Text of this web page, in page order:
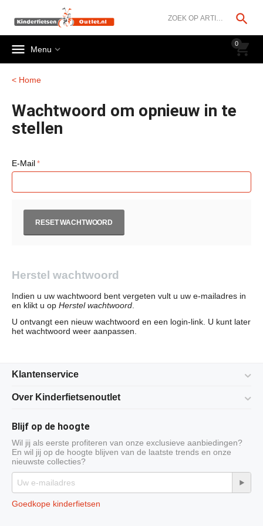

0

 Menu 
< Home
Wachtwoord om opnieuw in te
stellen
E-Mail
RESET WACHTWOORD
Herstel wachtwoord
Indien u uw wachtwoord bent vergeten vult u uw e-mailadres in
en klikt u op Herstel wachtwoord
U ontvangt een nieuw wachtwoord en een login-link. U kunt later
het wachtwoord weer aanpassen.
Klantenservice
Over Kinderfietsenoutlet
Blijf op de hoogte
Wil jij als eerste profiteren van onze exclusieve aanbiedingen?
En wil jij op de hoogte blijven van de laatste trends en onze
nieuwste collecties?
Goedkope kinderfietsen